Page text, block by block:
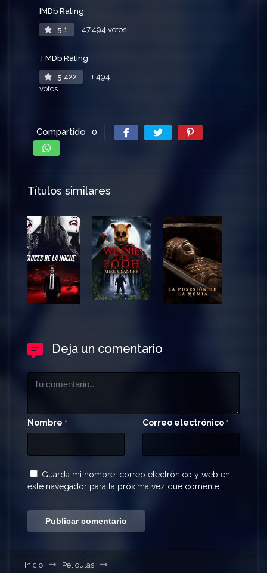
IMDb Rating
5.1 47,494 votos
TMDb Rating
5.422
1,494
votos
Compartido 0
Títulos similares
Deja un comentario
Nombre * Correo electrónico *
Guarda mi nombre, correo electrónico y web en
este navegador para la próxima vez que comente.
Inicio Películas